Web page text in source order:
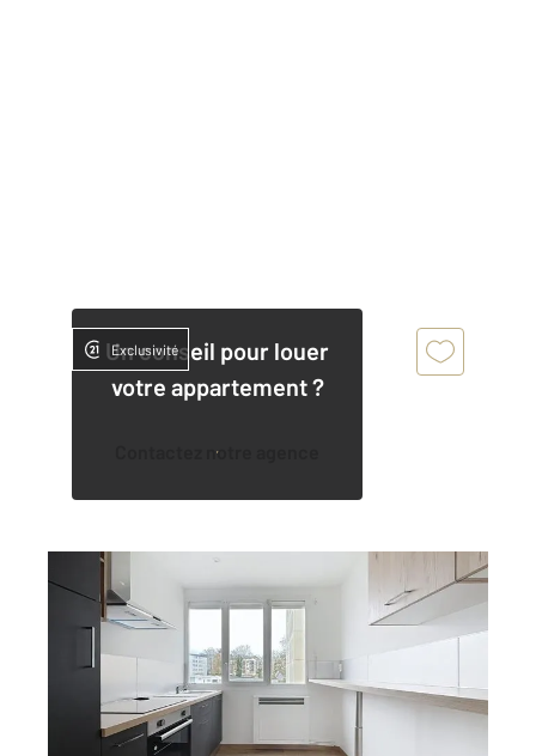
Un conseil pour louer
votre appartement ?
Contactez notre agence
Exclusivité
DEVILLE LES ROUEN 76
65,02 m , 4 pièces
Ref : 29387
Appartement F4 à louer
775 €
par mois charges comprises